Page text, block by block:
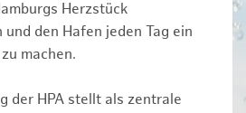
Herzstück
den Hafen jeden Tag ein
machen.
der HPA stellt als zentrale